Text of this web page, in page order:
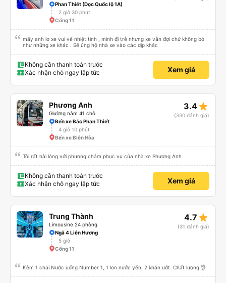
Phan Thiết (Dọc Quốc lộ 1A)
2 giờ 30 phút
Cổng 11
mấy anh lơ xe vui vẻ nhiệt tình , mình đi trễ nhưng xe vẫn đợi chứ không bỏ
như những xe khác . Sẽ ủng hộ nhà xe vào các dịp khác
Không cần thanh toán trước
Xác nhận chỗ ngay lập tức
Xem giá
Phương Anh
Giường nằm 41 chỗ
3.4 star_rate
(330 đánh giá)
Bến xe Bắc Phan Thiết
4 giờ 10 phút
Bến xe Biên Hòa
Tôi rất hài lòng với phương châm phục vụ của nhà xe Phương Anh
Không cần thanh toán trước
Xác nhận chỗ ngay lập tức
Xem giá
Trung Thành
Limousine 24 phòng
4.7 star_rate
(31 đánh giá)
Ngã 4 Liên Hương
5 giờ
Cổng 11
Kèm 1 chai Nước uống Number 1, 1 lon nước yến, 2 khăn ướt. Chất lượng 👌